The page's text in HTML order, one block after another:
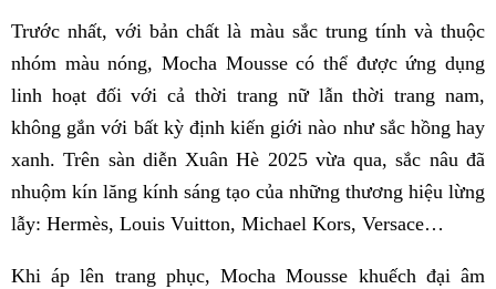
Trước nhất, với bản chất là màu sắc trung tính và thuộc
nhóm màu nóng, Mocha Mousse có thể được ứng dụng
linh hoạt đối với cả thời trang nữ lẫn thời trang nam,
không gắn với bất kỳ định kiến giới nào như sắc hồng hay
xanh. Trên sàn diễn Xuân Hè 2025 vừa qua, sắc nâu đã
nhuộm kín lăng kính sáng tạo của những thương hiệu lừng
lẫy: Hermès, Louis Vuitton, Michael Kors, Versace…
Khi áp lên trang phục, Mocha Mousse khuếch đại âm